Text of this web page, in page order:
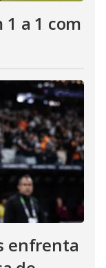
a 1 com
enfrenta